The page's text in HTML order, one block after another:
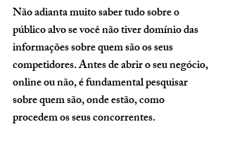
Não adianta muito saber tudo sobre o
público alvo se você não tiver domínio das
informações sobre quem são os seus
competidores. Antes de abrir o seu negócio,
online ou não, é fundamental pesquisar
sobre quem são, onde estão, como
procedem os seus concorrentes.